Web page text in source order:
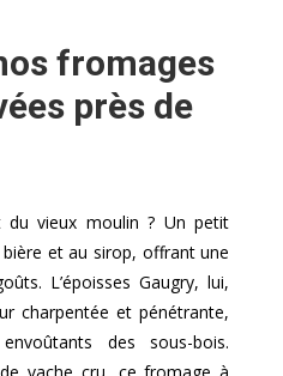
fromages
près de
du vieux moulin ? Un petit
et au sirop, offrant une
L’époisses Gaugry, lui,
charpentée et pénétrante,
des sous-bois.